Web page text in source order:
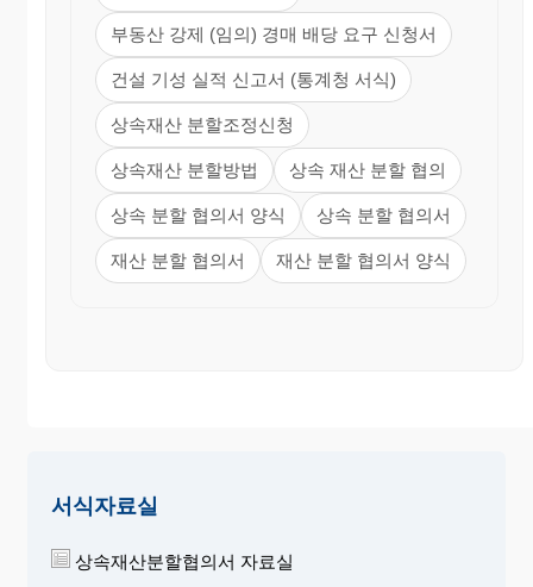
부동산 강제 (임의) 경매 배당 요구 신청서
건설 기성 실적 신고서 (통계청 서식)
상속재산 분할조정신청
상속재산 분할방법 상속 재산 분할 협의
상속 분할 협의서 양식 상속 분할 협의서
재산 분할 협의서 재산 분할 협의서 양식
서식자료실
상속재산분할협의서 자료실